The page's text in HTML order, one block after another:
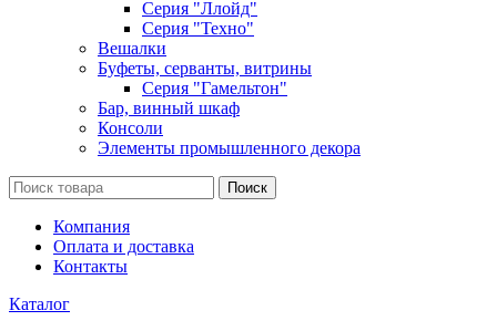
Серия "Ллойд"
Серия "Техно"
Вешалки
Буфеты, серванты, витрины
Серия "Гамельтон"
Бар, винный шкаф
Консоли
Элементы промышленного декора
Поиск
Компания
Оплата и доставка
Контакты
Каталог